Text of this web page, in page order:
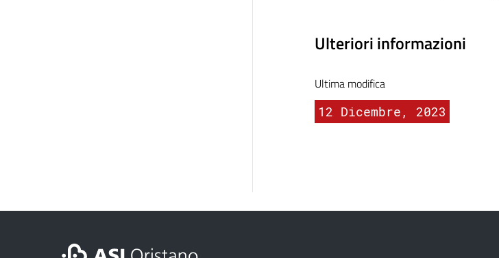
Ulteriori informazioni
Ultima modifica
12 Dicembre, 2023